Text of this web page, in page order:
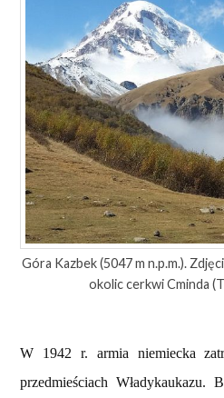
Góra Kazbek (5047 m n.p.m.).
okolic cerkwi Cminda
W 1942 r. armia niemiecka
przedmieściach